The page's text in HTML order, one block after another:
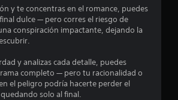
c
o
s
y te concentras en el romance, puedes
dulce — pero corres el riesgo de
conspiración impactante, dejando la
y analizas cada detalle, puedes
completo — pero tu racionalidad o
el peligro podría hacerte perder el
solo al final.